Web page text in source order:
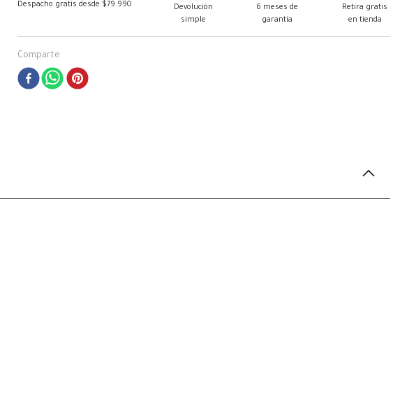
Despacho gratis desde $79.990
Devolución
simple
6 meses de
garantía
Retira gratis
en tienda
Comparte